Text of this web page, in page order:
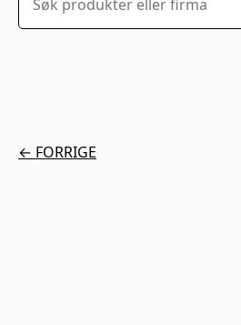
← FORRIGE